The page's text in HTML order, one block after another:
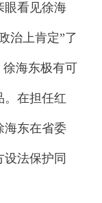
眼看见徐海
治上肯定”了
徐海东极有可
。在担任红
海东在省委
法保护同